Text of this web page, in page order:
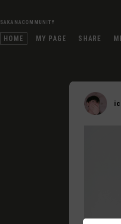
SAKANACOMMUNITY
HOME MY PAGE SHARE